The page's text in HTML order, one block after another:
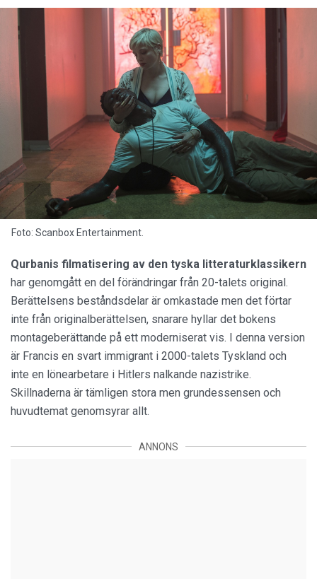
Foto: Scanbox Entertainment.
Qurbanis filmatisering av den tyska litteraturklassikern
har genomgått en del förändringar från 20-talets original.
Berättelsens beståndsdelar är omkastade men det förtar
inte från originalberättelsen, snarare hyllar det bokens
montageberättande på ett moderniserat vis. I denna version
är Francis en svart immigrant i 2000-talets Tyskland och
inte en lönearbetare i Hitlers nalkande nazistrike.
Skillnaderna är tämligen stora men grundessensen och
huvudtemat genomsyrar allt.
ANNONS